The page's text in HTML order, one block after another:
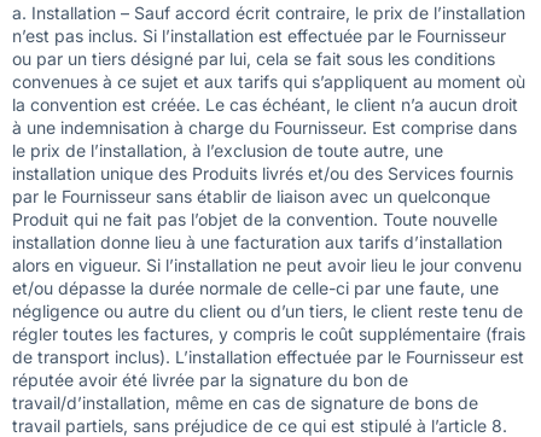
a. Installation – Sauf accord écrit contraire, le prix de l’installation
n’est pas inclus. Si l’installation est effectuée par le Fournisseur
ou par un tiers désigné par lui, cela se fait sous les conditions
convenues à ce sujet et aux tarifs qui s’appliquent au moment où
la convention est créée. Le cas échéant, le client n’a aucun droit
à une indemnisation à charge du Fournisseur. Est comprise dans
le prix de l’installation, à l’exclusion de toute autre, une
installation unique des Produits livrés et/ou des Services fournis
par le Fournisseur sans établir de liaison avec un quelconque
Produit qui ne fait pas l’objet de la convention. Toute nouvelle
installation donne lieu à une facturation aux tarifs d’installation
alors en vigueur. Si l’installation ne peut avoir lieu le jour convenu
et/ou dépasse la durée normale de celle-ci par une faute, une
négligence ou autre du client ou d’un tiers, le client reste tenu de
régler toutes les factures, y compris le coût supplémentaire (frais
de transport inclus). L’installation effectuée par le Fournisseur est
réputée avoir été livrée par la signature du bon de
travail/d’installation, même en cas de signature de bons de
travail partiels, sans préjudice de ce qui est stipulé à l’article 8.